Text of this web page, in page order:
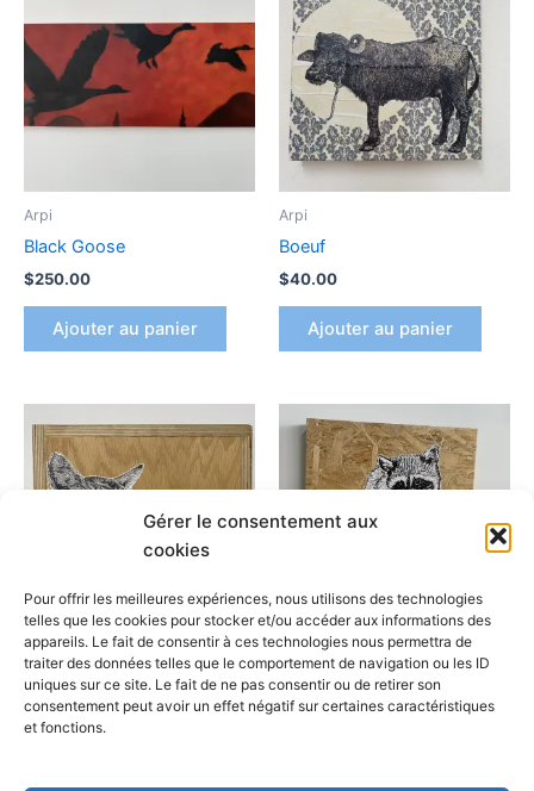
Gérer le consentement aux
cookies
Pour offrir les meilleures expériences, nous utilisons des technologies
telles que les cookies pour stocker et/ou accéder aux informations des
appareils. Le fait de consentir à ces technologies nous permettra de
traiter des données telles que le comportement de navigation ou les ID
uniques sur ce site. Le fait de ne pas consentir ou de retirer son
consentement peut avoir un effet négatif sur certaines caractéristiques
et fonctions.
Arpi
Black Goose
$250.00
Ajouter au panier
Arpi
Boeuf
$40.00
Ajouter au panier
Arpi
Chaton
$60.00
Arpi
Raccon II